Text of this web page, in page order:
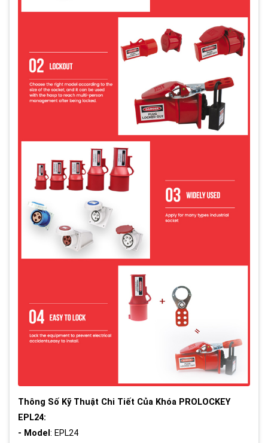
Thông Số Kỹ Thuật Chi Tiết Của Khóa PROLOCKEY
EPL24:
- Model: EPL24